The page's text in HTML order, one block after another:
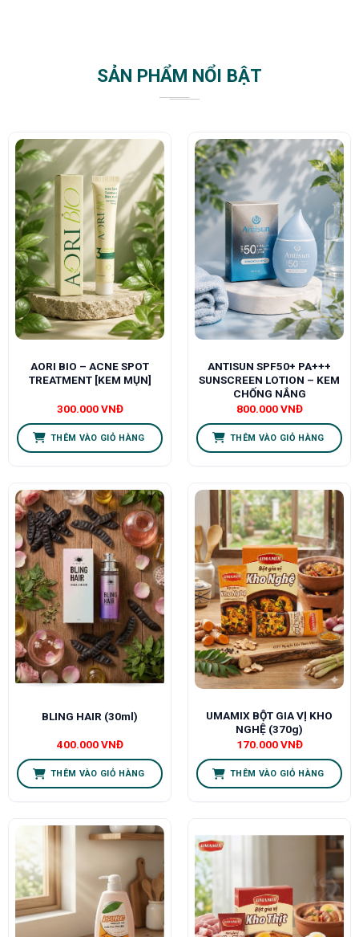
SẢN PHẨM NỔI BẬT
AORI BIO – ACNE SPOT
TREATMENT [KEM MỤN]
300.000VNĐ
THÊM VÀO GIỎ HÀNG
ANTISUN SPF50+ PA+++
SUNSCREEN LOTION – KEM
CHỐNG NẮNG
800.000VNĐ
THÊM VÀO GIỎ HÀNG
BLING HAIR (30ml)
400.000VNĐ
THÊM VÀO GIỎ HÀNG
UMAMIX BỘT GIA VỊ KHO
NGHỆ (370g)
170.000VNĐ
THÊM VÀO GIỎ HÀNG